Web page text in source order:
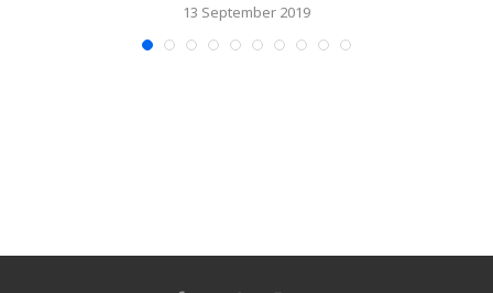
13 September 2019